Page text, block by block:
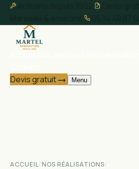
Devis gratuit
Menu
ACCUEIL/NOS RÉALISATIONS/